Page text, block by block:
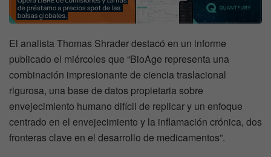
El analista Thomas Shrader destacó en un informe
publicado el miércoles que “BioAge representa una
combinación impresionante de ciencia traslacional
rigurosa, una base de datos propietaria sobre
envejecimiento humano difícil de replicar y un enfoque
centrado en el envejecimiento y la inflamación crónica, dos
fronteras clave en el desarrollo de medicamentos”.